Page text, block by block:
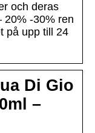
och deras
20% -30% ren
på upp till 24
Di Gio
–